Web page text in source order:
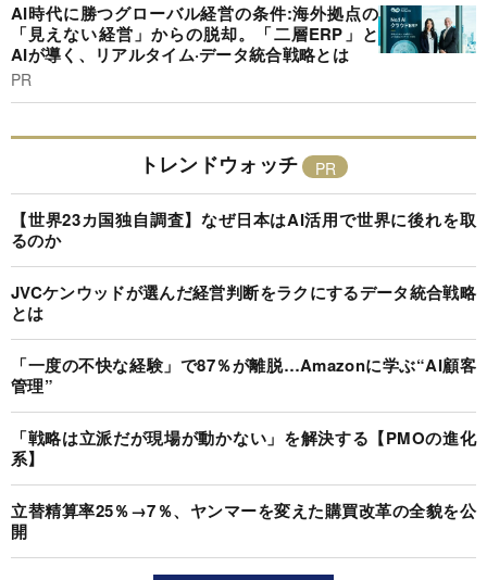
AI時代に勝つグローバル経営の条件:海外拠点の
「見えない経営」からの脱却。「二層ERP」と
AIが導く、リアルタイム·データ統合戦略とは
PR
トレンドウォッチ
【世界23カ国独自調査】なぜ日本はAI活用で世界に後れを取
るのか
JVCケンウッドが選んだ経営判断をラクにするデータ統合戦略
とは
「一度の不快な経験」で87％が離脱…Amazonに学ぶ“AI顧客
管理”
「戦略は立派だが現場が動かない」を解決する【PMOの進化
系】
立替精算率25％→7％、ヤンマーを変えた購買改革の全貌を公
開